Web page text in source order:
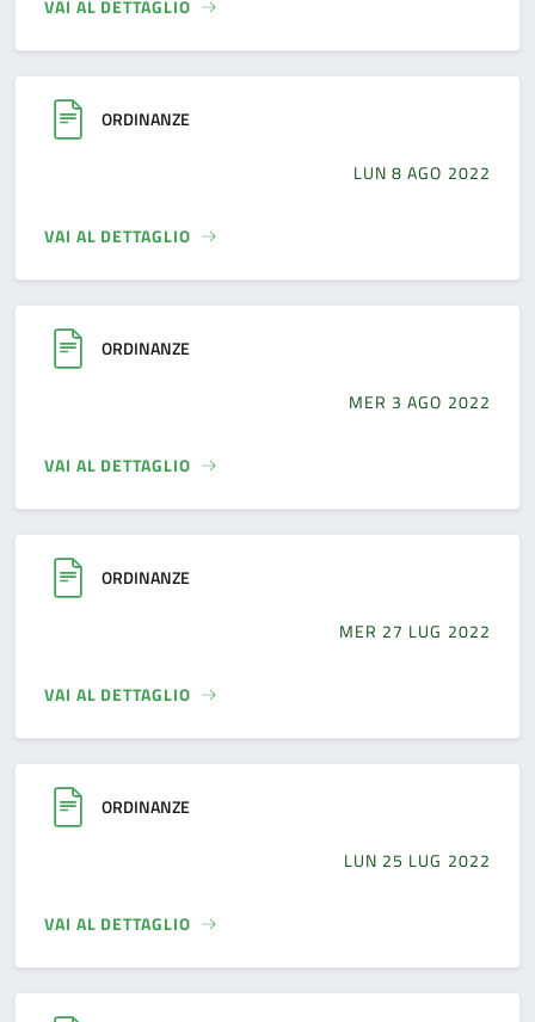
VAI AL DETTAGLIO
ORDINANZE
LUN 8 AGO 2022
VAI AL DETTAGLIO
ORDINANZE
MER 3 AGO 2022
VAI AL DETTAGLIO
ORDINANZE
MER 27 LUG 2022
VAI AL DETTAGLIO
ORDINANZE
LUN 25 LUG 2022
VAI AL DETTAGLIO